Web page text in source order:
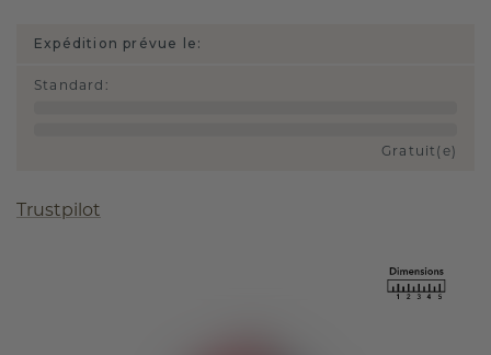
Expédition prévue le:
Standard :
Gratuit(e)
Trustpilot